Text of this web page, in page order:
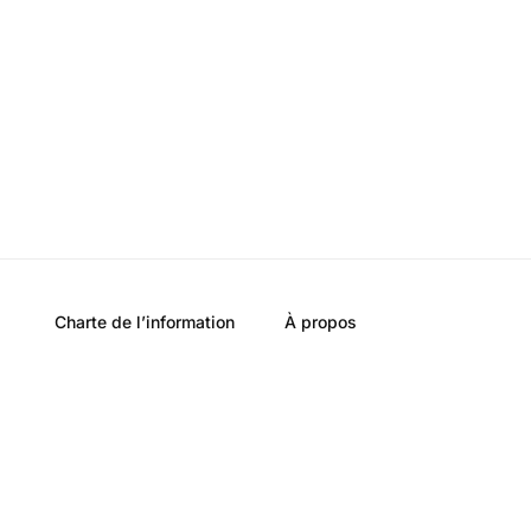
Charte de l’information À propos